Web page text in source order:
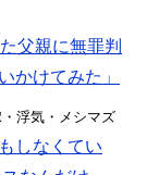
父親に無罪判
かけてみた」
浮気・メシマズ
しなくてい